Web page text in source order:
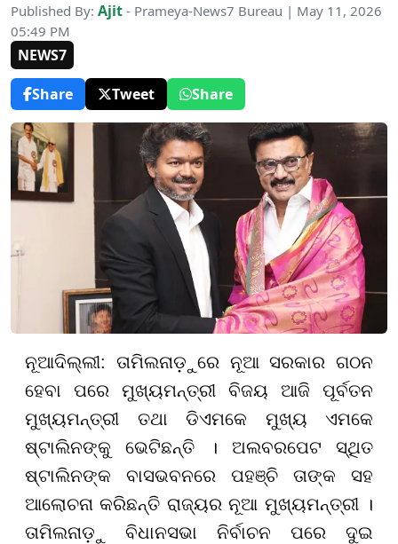
Published By: Ajit - Prameya-News7 Bureau | May 11, 2026
05:49 PM
NEWS7
Share
Tweet Share
ନୂଆଦିଲ୍ଲୀ: ତାମିଲନାଡ଼ୁରେ ନୂଆ ସରକାର ଗଠନ
ହେବା ପରେ ମୁଖ୍ୟମନ୍ତ୍ରୀ ବିଜୟ ଆଜି ପୂର୍ବତନ
ମୁଖ୍ୟମନ୍ତ୍ରୀ ତଥା ଡିଏମକେ ମୁଖ୍ୟ ଏମକେ
ଷ୍ଟାଲିନଙ୍କୁ ଭେଟିଛନ୍ତି । ଅଲବରପେଟ ସ୍ଥିତ
ଷ୍ଟାଲିନଙ୍କ ବାସଭବନରେ ପହଞ୍ଚି ତାଙ୍କ ସହ
ଆଲୋଚନା କରିଛନ୍ତି ରାଜ୍ୟର ନୂଆ ମୁଖ୍ୟମନ୍ତ୍ରୀ ।
ତାମିଲନାଡ଼ୁ ବିଧାନସଭା ନିର୍ବାଚନ ପରେ ଦୁଇ